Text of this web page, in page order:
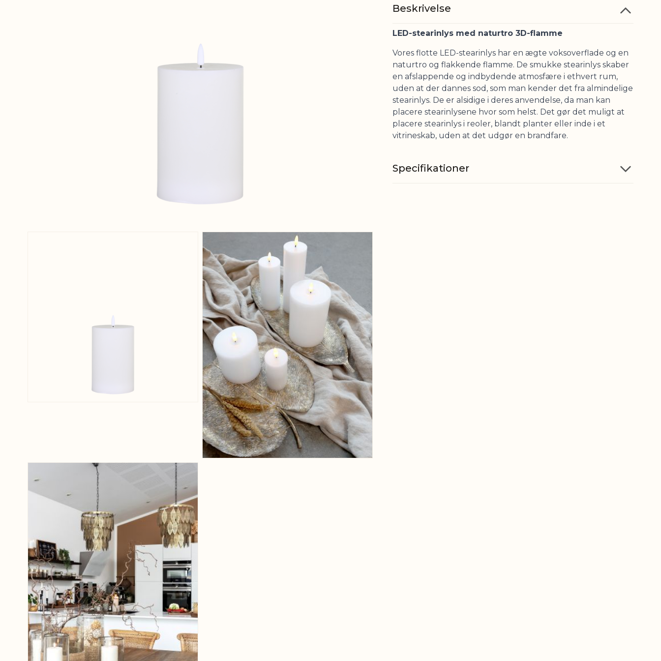
View larger image
View larger image
Beskrivelse
LED-stearinlys med naturtro 3D-flamme
Vores flotte LED-stearinlys har en ægte voksoverflade og en
naturtro og flakkende flamme. De smukke stearinlys skaber
en afslappende og indbydende atmosfære i ethvert rum,
uden at der dannes sod, som man kender det fra almindelige
stearinlys. De er alsidige i deres anvendelse, da man kan
placere stearinlysene hvor som helst. Det gør det muligt at
placere stearinlys i reoler, blandt planter eller inde i et
vitrineskab, uden at det udgør en brandfare.
Specifikationer